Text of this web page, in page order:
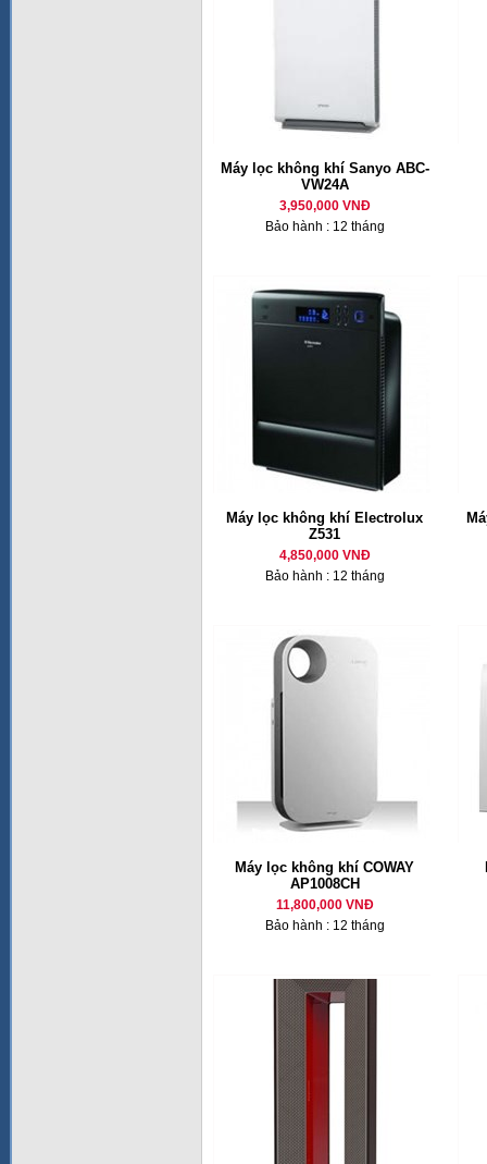
Máy lọc không khí Sanyo ABC-
VW24A
3,950,000 VNĐ
Bảo hành : 12 tháng
Máy lọc không khí Electrolux
Z531
4,850,000 VNĐ
Bảo hành : 12 tháng
Máy lọc không khí COWAY
AP1008CH
11,800,000 VNĐ
Bảo hành : 12 tháng